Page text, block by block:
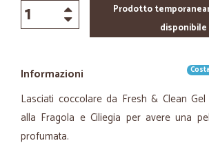
Prodotto
disponibile
Informazioni
Lasciati coccolare da Fresh & Clean
alla Fragola e Ciliegia per avere una
profumata.